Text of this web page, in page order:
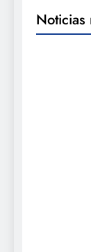
Noticias